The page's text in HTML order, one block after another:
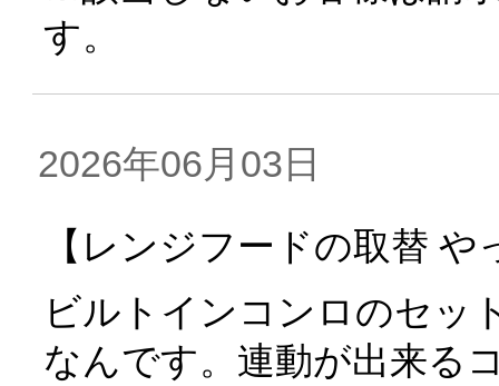
す。
2026年06月03日
【レンジフードの取替 や
ビルトインコンロのセッ
なんです。連動が出来る